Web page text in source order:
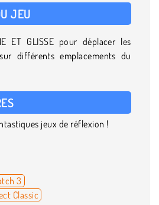
JEU
ET GLISSE pour déplacer les
différents emplacements du
jeux de réflexion !
3
Classic